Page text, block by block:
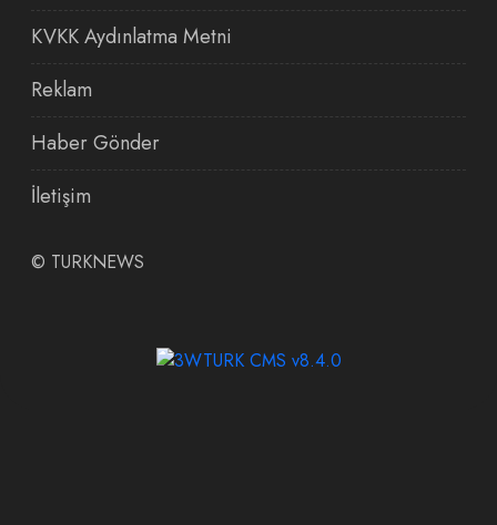
KVKK Aydınlatma Metni
Reklam
Haber Gönder
İletişim
© TURKNEWS